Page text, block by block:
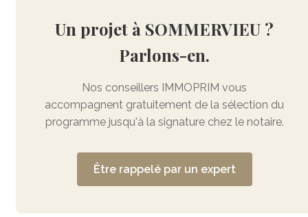
Un projet à SOMMERVIEU ?
Parlons-en.
Nos conseillers IMMOPRIM vous
accompagnent gratuitement de la sélection du
programme jusqu'à la signature chez le notaire.
Être rappelé par un expert